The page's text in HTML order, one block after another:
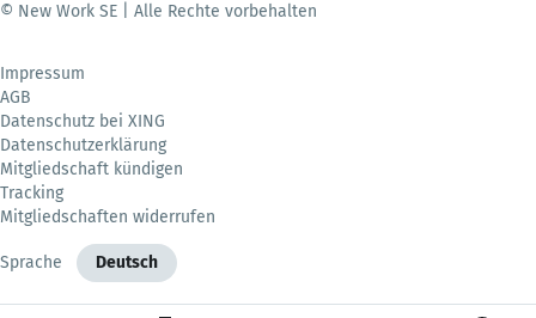
© New Work SE | Alle Rechte vorbehalten
Impressum
AGB
Datenschutz bei XING
Datenschutzerklärung
Mitgliedschaft kündigen
Tracking
Mitgliedschaften widerrufen
Sprache Deutsch